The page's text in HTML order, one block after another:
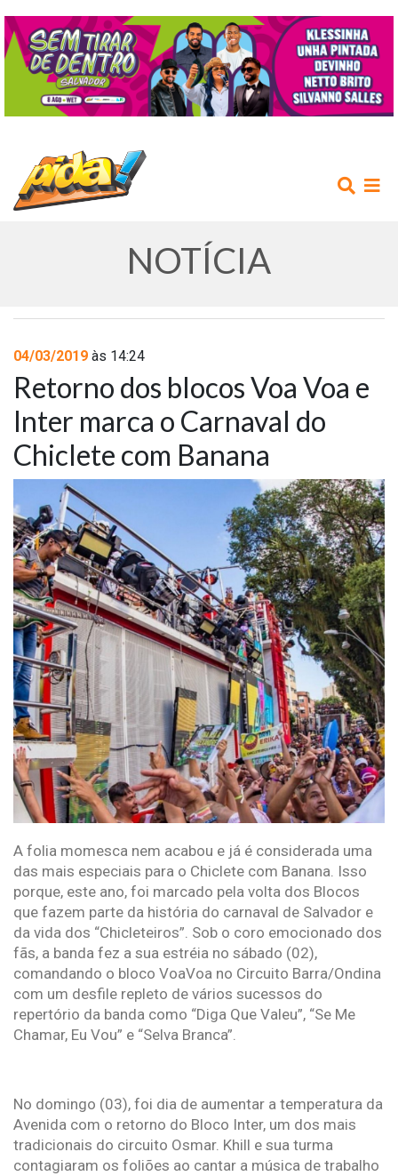
AGENDA
NOTÍCIAS
VÍDEOS
PROMOÇÕES
CONTATO
NOTÍCIA
04/03/2019 às 14:24
Retorno dos blocos Voa Voa e
Inter marca o Carnaval do
Chiclete com Banana
A folia momesca nem acabou e já é considerada uma
das mais especiais para o Chiclete com Banana. Isso
porque, este ano, foi marcado pela volta dos Blocos
que fazem parte da história do carnaval de Salvador e
da vida dos “Chicleteiros”. Sob o coro emocionado dos
fãs, a banda fez a sua estréia no sábado (02),
comandando o bloco VoaVoa no Circuito Barra/Ondina
com um desfile repleto de vários sucessos do
repertório da banda como “Diga Que Valeu”, “Se Me
Chamar, Eu Vou” e “Selva Branca”.
No domingo (03), foi dia de aumentar a temperatura da
Avenida com o retorno do Bloco Inter, um dos mais
tradicionais do circuito Osmar. Khill e sua turma
contagiaram os foliões ao cantar a música de trabalho